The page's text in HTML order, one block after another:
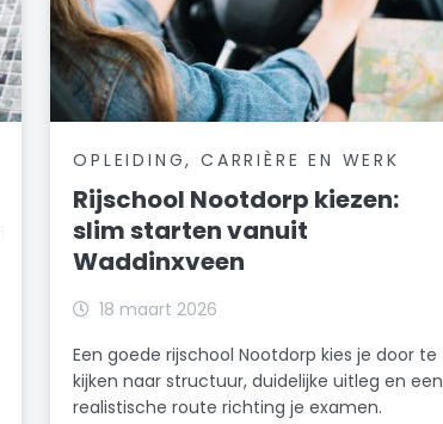
OPLEIDING, CARRIÈRE EN WERK
Rijschool Nootdorp kiezen:
slim starten vanuit
Waddinxveen
18 maart 2026
Een goede rijschool Nootdorp kies je door te
kijken naar structuur, duidelijke uitleg en een
realistische route richting je examen.